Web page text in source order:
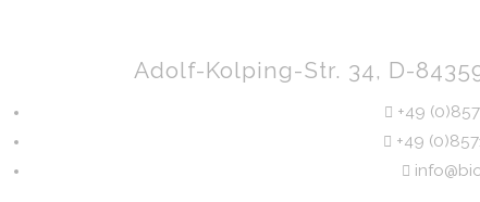
Adolf-Kolping-Str. 34, D-
+49
+49